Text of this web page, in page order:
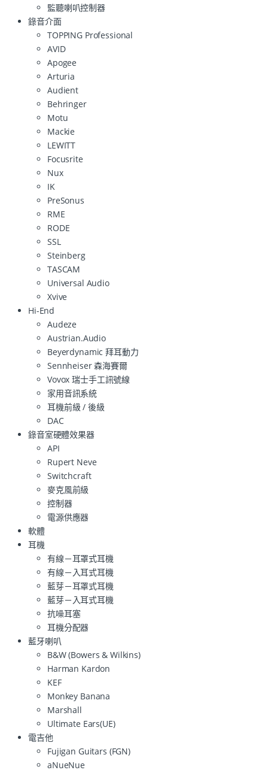
監聽喇叭控制器
錄音介面
TOPPING Professional
AVID
Apogee
Arturia
Audient
Behringer
Motu
Mackie
LEWITT
Focusrite
Nux
IK
PreSonus
RME
RODE
SSL
Steinberg
TASCAM
Universal Audio
Xvive
Hi-End
Audeze
Austrian.Audio
Beyerdynamic 拜耳動力
Sennheiser 森海賽爾
Vovox 瑞士手工訊號線
家用音訊系統
耳機前級 / 後級
DAC
錄音室硬體效果器
API
Rupert Neve
Switchcraft
麥克風前級
控制器
電源供應器
軟體
耳機
有線－耳罩式耳機
有線－入耳式耳機
藍芽－耳罩式耳機
藍芽－入耳式耳機
抗噪耳塞
耳機分配器
藍牙喇叭
B&W (Bowers & Wilkins)
Harman Kardon
KEF
Monkey Banana
Marshall
Ultimate Ears(UE)
電吉他
Fujigan Guitars (FGN)
aNueNue